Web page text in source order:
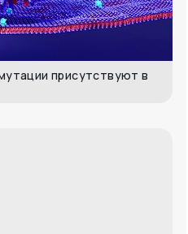
присутствуют в